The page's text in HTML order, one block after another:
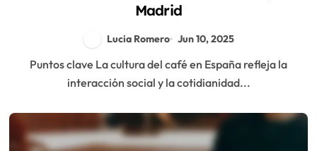
Madrid
Lucia Romero Jun 10, 2025
Puntos clave La cultura del café en España refleja la
interacción social y la cotidianidad...